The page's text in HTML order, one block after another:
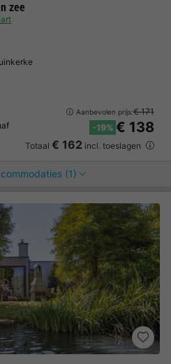
zee
Aanbevolen prijs:€ 171
-19% € 138
Totaal € 162 incl. toeslagen
(1)